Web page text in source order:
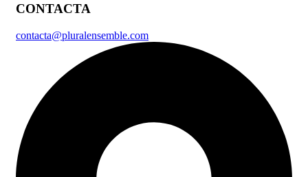
CONTACTA
contacta@pluralensemble.com